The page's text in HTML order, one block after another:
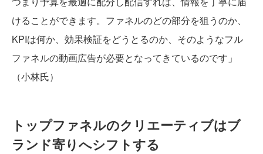
けることができます。ファネルのどの部分を狙うのか、
KPIは何か、効果検証をどうとるのか、そのようなフル
ファネルの動画広告が必要となってきているのです」
（小林氏）
トップファネルのクリエーティブはブ
ランド寄りへシフトする